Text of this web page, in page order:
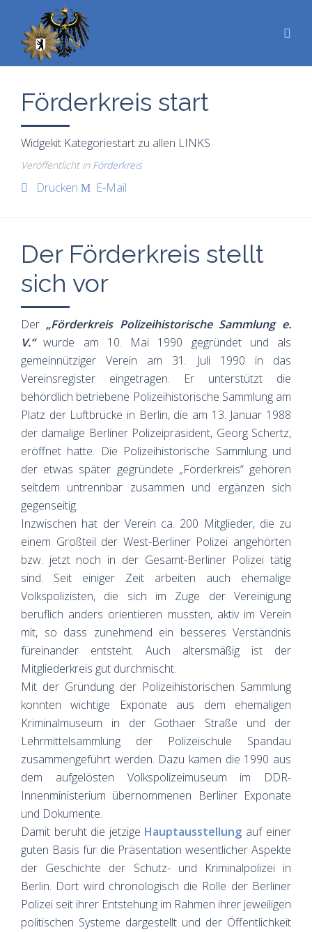
Förderkreis start
Widgekit Kategoriestart zu allen LINKS
Veröffentlicht in Förderkreis
Drucken E-Mail
Der Förderkreis stellt
sich vor
Der „Förderkreis Polizeihistorische Sammlung e.
V.“wurde am 10. Mai 1990 gegründet und als
gemeinnütziger Verein am 31. Juli 1990 in das
Vereinsregister eingetragen. Er unterstützt die
behördlich betriebene Polizeihistorische Sammlung am
Platz der Luftbrücke in Berlin, die am 13. Januar 1988
der damalige Berliner Polizeipräsident, Georg Schertz,
eröffnet hatte. Die Polizeihistorische Sammlung und
der etwas später gegründete „Förderkreis“ gehören
seitdem untrennbar zusammen und ergänzen sich
gegenseitig.
Inzwischen hat der Verein ca. 200 Mitglieder, die zu
einem Großteil der West-Berliner Polizei angehörten
bzw. jetzt noch in der Gesamt-Berliner Polizei tätig
sind. Seit einiger Zeit arbeiten auch ehemalige
Volkspolizisten, die sich im Zuge der Vereinigung
beruflich anders orientieren mussten, aktiv im Verein
mit, so dass zunehmend ein besseres Verständnis
füreinander entsteht. Auch altersmäßig ist der
Mitgliederkreis gut durchmischt.
Mit der Gründung der Polizeihistorischen Sammlung
konnten wichtige Exponate aus dem ehemaligen
Kriminalmuseum in der Gothaer Straße und der
Lehrmittelsammlung der Polizeischule Spandau
zusammengeführt werden. Dazu kamen die 1990 aus
dem aufgelösten Volkspolizeimuseum im DDR-
Innenministerium übernommenen Berliner Exponate
und Dokumente.
Damit beruht die jetzige Hauptausstellung auf einer
guten Basis für die Präsentation wesentlicher Aspekte
der Geschichte der Schutz- und Kriminalpolizei in
Berlin. Dort wird chronologisch die Rolle der Berliner
Polizei seit ihrer Entstehung im Rahmen ihrer jeweiligen
politischen Systeme dargestellt und der Öffentlichkeit